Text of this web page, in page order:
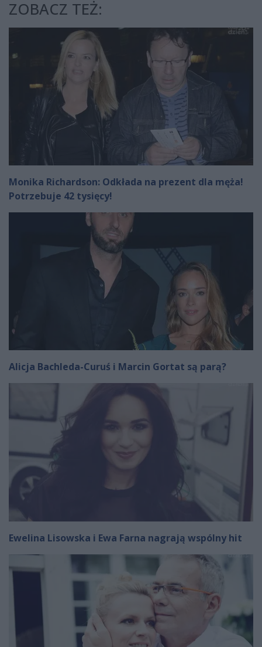
ZOBACZ TEŻ:
Monika Richardson: Odkłada na prezent dla męża!
Potrzebuje 42 tysięcy!
Alicja Bachleda-Curuś i Marcin Gortat są parą?
Ewelina Lisowska i Ewa Farna nagrają wspólny hit